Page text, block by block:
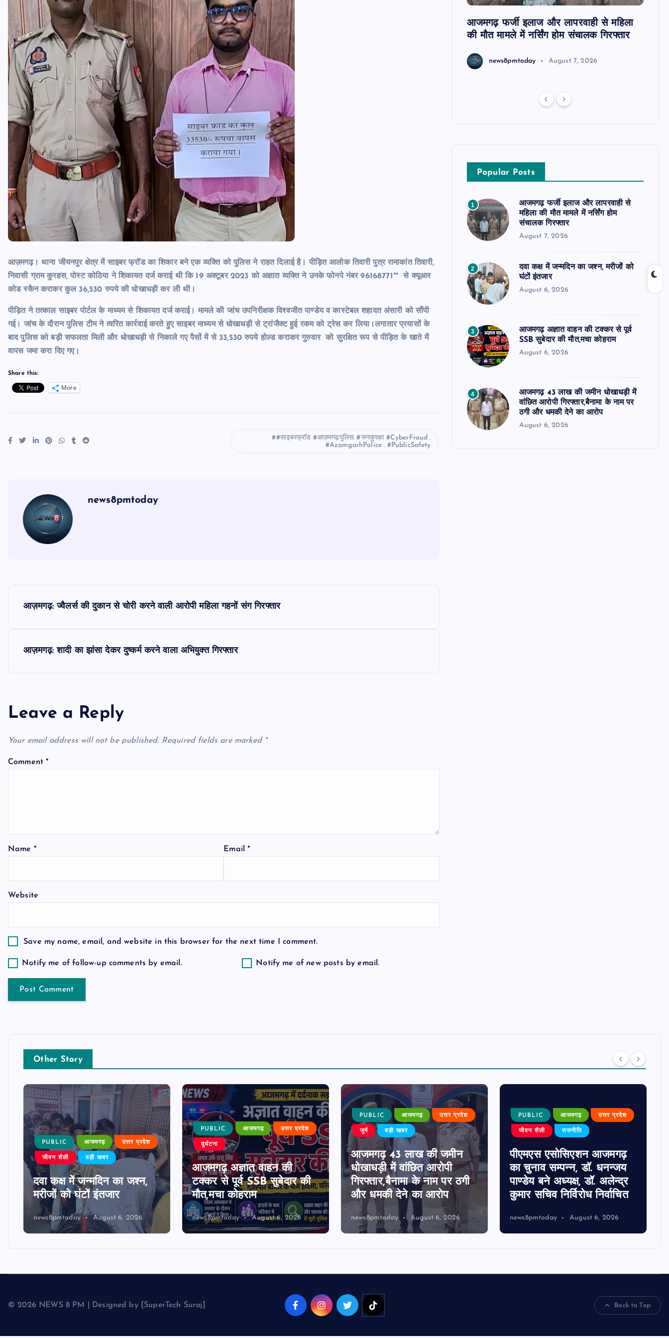
आज़मगढ़। थाना जीयनपुर क्षेत्र में साइबर फ्रॉड का शिकार बने एक व्यक्ति को पुलिस ने राहत दिलाई है। पीड़ित आलोक तिवारी पुत्र रामाकांत तिवारी,
निवासी ग्राम कुरहस, पोस्ट कोठिया ने शिकायत दर्ज कराई थी कि 19 अक्टूबर 2023 को अज्ञात व्यक्ति ने उनके फोनपे नंबर 96168771** से क्यूआर
कोड स्कैन कराकर कुल 36,530 रुपये की धोखाधड़ी कर ली थी।
पीड़ित ने तत्काल साइबर पोर्टल के माध्यम से शिकायत दर्ज कराई। मामले की जांच उपनिरीक्षक विश्वजीत पाण्डेय व कास्टेबल शहादत अंसारी को सौंपी
गई। जांच के दौरान पुलिस टीम ने त्वरित कार्रवाई करते हुए साइबर माध्यम से धोखाधड़ी से ट्रांजैक्ट हुई रकम को ट्रेस कर लिया।लगातार प्रयासों के
बाद पुलिस को बड़ी सफलता मिली और धोखाधड़ी से निकाले गए पैसों में से 33,530 रुपये होल्ड कराकर गुरुवार को सुरक्षित रूप से पीड़ित के खाते में
वापस जमा करा दिए गए।
Share this:
More
#साइबरफ्रॉड #आज़मगढ़पुलिस. #जनकुरक्षा #CyberFraud .
#AzamgarhPolice . #PublicSafety
news8pmtoday
n
a
v
a
i
o
n
आज़मगढ़: ज्वैलर्स की दुकान से चोरी करने वाली आरोपी महिला गहनों संग गिरफ्तार
आज़मगढ़: शादी का झांसा देकर दुष्कर्म करने वाला अभियुक्त गिरफ्तार
Leave a Reply
Your email address will not be published. Required fields are marked *
Comment*
Name * Email*
Website
Save my name, email, and website in this browser for the next time I comment.
Notify me of follow-up comments by email. Notify me of new posts by email.
आजमगढ़ फर्जी इलाज और लापरवाही से महिला
की मौत मामले में नर्सिंग होम संचालक गिरफ्तार
news8pmtoday August 7, 2026
दवा
इंतजार
Popular Posts
1
आजमगढ़ फर्जी इलाज और लापरवाही से
महिला की मौत मामले में नर्सिंग होम
संचालक गिरफ्तार
August 7, 2026
2
दवा कक्ष में जन्मदिन का जश्न, मरीजों को
घंटों इंतजार
August 6, 2026
3
आजमगढ़ अज्ञात वाहन की टक्कर से पूर्व
SSB सुबेदार की मौत,मचा कोहराम
August 6, 2026
4
आजमगढ़ 43 लाख की जमीन धोखाधड़ी में
वांछित आरोपी गिरफ्तार,बैनामा के नाम पर
ठगी और धमकी देने का आरोप
August 6, 2026
Other Story
PUBLIC आजमगढ़ उत्तर प्रदेश
जीवन शैली बड़ी खबर
दवा कक्ष में जन्मदिन का जश्न,
मरीजों को घंटों इंतजार
news8pmtoday August 6, 2026
PUBLIC आजमगढ़ उत्तर प्रदेश
दुर्घटना
आजमगढ़ अज्ञात वाहन की
टक्कर से पूर्व SSB सुबेदार की
मौत,मचा कोहराम
news8pmtoday August 6, 2026
PUBLIC आजमगढ़ उत्तर प्रदेश
जुर्म बड़ी खबर
आजमगढ़ 43 लाख की जमीन
धोखाधड़ी में वांछित आरोपी
गिरफ्तार,बैनामा के नाम पर ठगी
और धमकी देने का आरोप
news8pmtoday August 6, 2026
PUBLIC आजमगढ़ उत्तर प्रदेश
जीवन शैली राजनीति
पीएमएस एसोसिएशन आजमगढ़
का चुनाव सम्पन्न, डॉ. धनन्जय
पाण्डेय बने अध्यक्ष, डॉ. अलेन्द्र
कुमार सचिव निर्विरोध निर्वाचित
news8pmtoday August 6, 2026
© 2026 NEWS 8 PM | Designed by [SuperTech Suraj] Back to Top